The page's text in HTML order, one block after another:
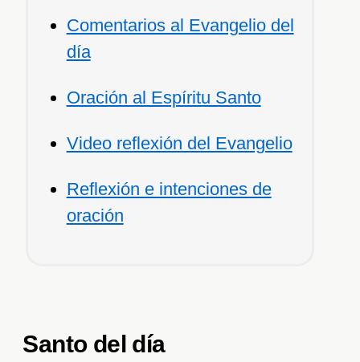
Comentarios al Evangelio del
día
Oración al Espíritu Santo
Video reflexión del Evangelio
Reflexión e intenciones de
oración
Santo del día